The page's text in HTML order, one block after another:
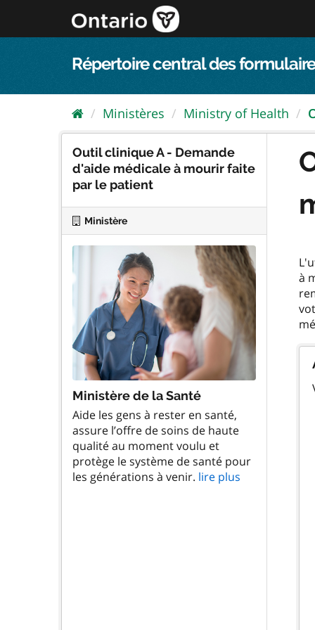
au
Répertoire central des
Ministères Ministry of Health
Outil clinique A - Demande
d'aide médicale à mourir faite
par le patient
Ministère
Ministère de la Santé
Aide les gens à rester en santé,
assure l’offre de soins de haute
qualité au moment voulu et
protège le système de santé pour
les générations à venir. lire plus
à